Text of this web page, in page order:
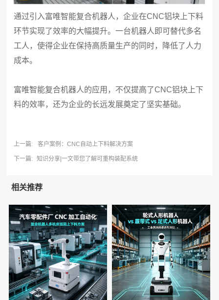
通过引入富唯智能复合机器人，企业在CNC铝块上下料
环节实现了效率的大幅提升。一台机器人即可替代多名
工人，使得企业在保持高质量生产的同时，降低了人力
成本。
富唯智能复合机器人的应用，不仅提高了CNC铝块上下
料的效率，还为企业的长远发展奠定了坚实基础。
上一篇: 客户案例：CNC自动上下料解决方案
下一篇: 知识分享|一文带您了解可重构装配系统
相关推荐